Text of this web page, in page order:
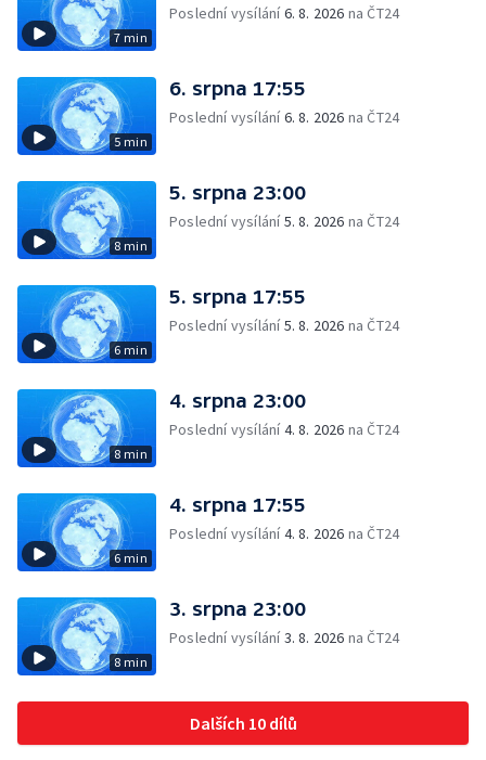
7 min
Poslední vysílání6. 8. 2026 na ČT24
5 min
6. srpna 17:55
Poslední vysílání6. 8. 2026 na ČT24
8 min
5. srpna 23:00
Poslední vysílání5. 8. 2026 na ČT24
6 min
5. srpna 17:55
Poslední vysílání5. 8. 2026 na ČT24
8 min
4. srpna 23:00
Poslední vysílání4. 8. 2026 na ČT24
6 min
4. srpna 17:55
Poslední vysílání4. 8. 2026 na ČT24
8 min
3. srpna 23:00
Poslední vysílání3. 8. 2026 na ČT24
Dalších 10 dílů